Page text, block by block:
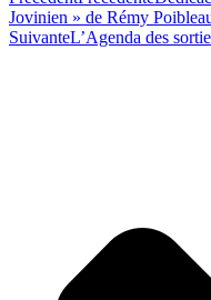
Jovinien » de Rémy
SuivanteL’Agenda des